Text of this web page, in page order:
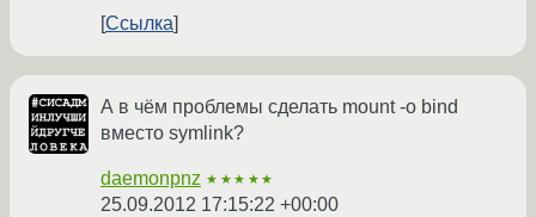
Ссылка
А в чём проблемы сделать mount -o bind
вместо symlink?
daemonpnz ★★★★★
25.09.2012 17:15:22 +00:00